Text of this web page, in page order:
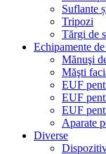
Suflante
Tripozi
Tărgi de
Echipamente
Mănuşi
Măşti
EUF
EUF
EUF
Aparate
Diverse